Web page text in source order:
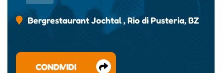
Bergrestaurant Jochtal , Rio di Pusteria, BZ
CONDIVIDI